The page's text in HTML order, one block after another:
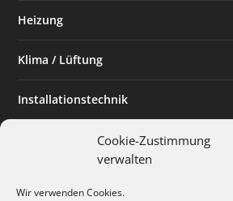
Cookie-Zustimmung
verwalten
Wir verwenden Cookies.
Heizung
Klima / Lüftung
Installationstechnik
Planen & Bauen